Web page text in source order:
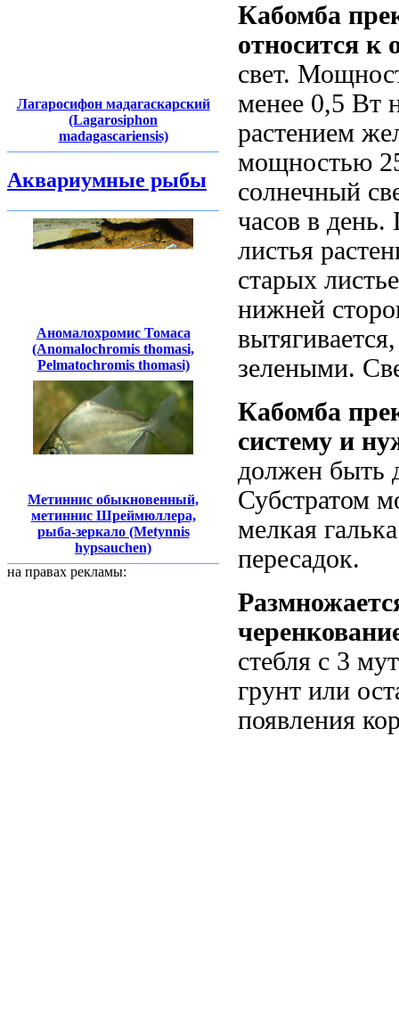
Лагаросифон мадагаскарский
(Lagarosiphon
madagascariensis)
Аквариумные рыбы
Аномалохромис Томаса
(Anomalochromis thomasi,
Pelmatochromis thomasi)
Метиннис обыкновенный,
метиннис Шреймюллера,
рыба-зеркало (Metynnis
hypsauchen)
на правах рекламы:
Кабомба
относится к
свет.
менее 0,5 Вт
растением
мощностью
солнечный
часов в
листья
старых
нижней
зелеными.
Кабомба
систему и
должен быть
Субстратом
мелкая
пересадок.
стебля с 3
грунт или
появления